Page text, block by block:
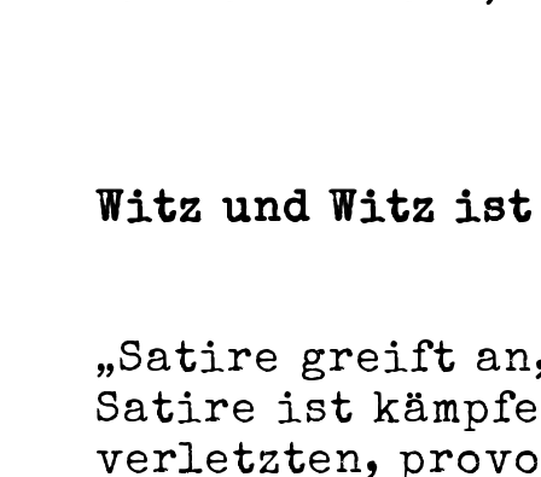
Witz und Witz
„Satire greift
Satire ist
verletzten,